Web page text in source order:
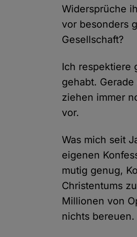
Widersprüche
vor besonders
Gesellschaft?
Ich respektiere
gehabt.
ziehen immer
vor.
Was mich seit
eigenen
mutig genug,
Christentums
Millionen von
nichts